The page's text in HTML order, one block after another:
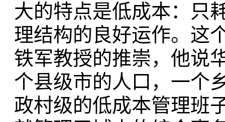
大的特点是低成本：只
理结构的良好运作。这
铁军教授的推崇，他说
个县级市的人口，一个
政村级的低成本管理班